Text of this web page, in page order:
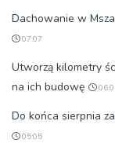
Dachowanie w
07:07
Utworzą kilometry
na ich budowę
Do końca sierpnia
05:05